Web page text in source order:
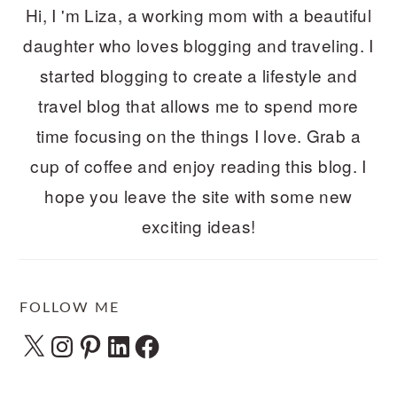
Hi, I 'm Liza, a working mom with a beautiful
daughter who loves blogging and traveling. I
started blogging to create a lifestyle and
travel blog that allows me to spend more
time focusing on the things I love. Grab a
cup of coffee and enjoy reading this blog. I
hope you leave the site with some new
exciting ideas!
FOLLOW ME
X Instagram
Pinterest
LinkedInFacebook